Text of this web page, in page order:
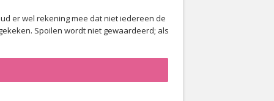
er wel rekening mee dat niet iedereen de
Spoilen wordt niet gewaardeerd; als